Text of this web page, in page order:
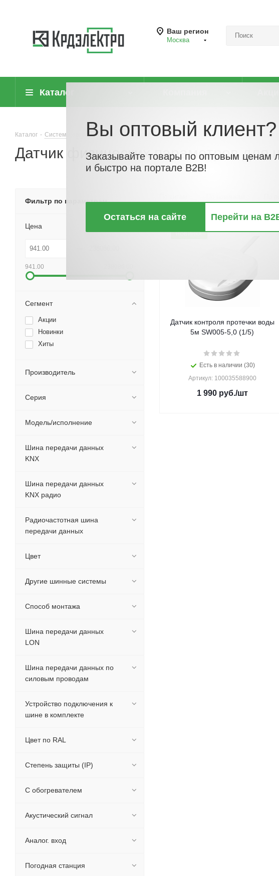
Ваш регион
Москва
Каталог
Каталог - Системы автоматизации - Оборудование для информационной шины
Датчик физических параметров для
НОВИНКА
Датчик контроля протечки воды
5м SW005-5,0 (1/5)
Есть в наличии (30)
Артикул: 100035588900
1 990руб./шт
Фильтр по параметрам
Цена
941.00
Сегмент
Акции
Новинки
Хиты
Производитель
Серия
Модель/исполнение
Шина передачи данных
KNX
Шина передачи данных
KNX радио
Радиочастотная шина
передачи данных
Цвет
Другие шинные системы
Способ монтажа
Шина передачи данных
LON
Шина передачи данных по
силовым проводам
Устройство подключения к
шине в комплекте
Цвет по RAL
Степень защиты (IP)
С обогревателем
Акустический сигнал
Аналог. вход
Погодная станция
Вы оптовый клиент?
Заказывайте товары по оптовым ценам
и быстро на портале B2B!
Остаться на сайте Перейти на